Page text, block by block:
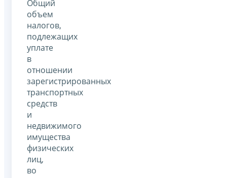
Общий
объем
налогов,
подлежащих
уплате
в
отношении
зарегистрированных
транспортных
средств
и
недвижимого
имущества
физических
лиц,
во